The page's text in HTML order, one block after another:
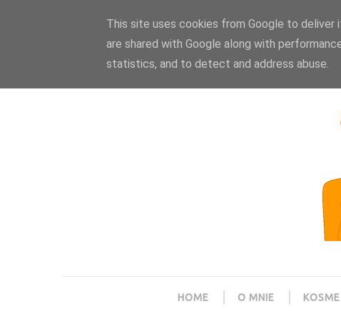
HOME O MNIE
This site uses cookies from Google to deliver
are shared with Google along with
statistics, and to detect and address abuse.